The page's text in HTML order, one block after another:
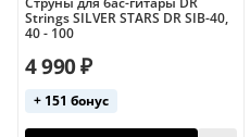
Полимерное покрытие
Strings SILVER STARS DR SIB-40,
40 - 100
4 990 ₽
+ 151 бонус